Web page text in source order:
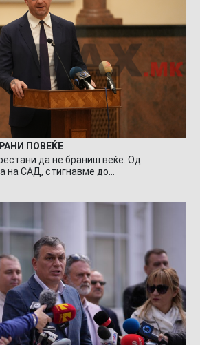
ПОВЕЌЕ
да не браниш веќе. Од
на САД, стигнавме до…